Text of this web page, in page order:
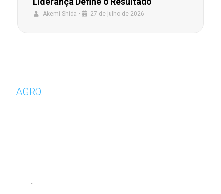
Akemi Shida • 27 de julho de 2026
AGRO.
•